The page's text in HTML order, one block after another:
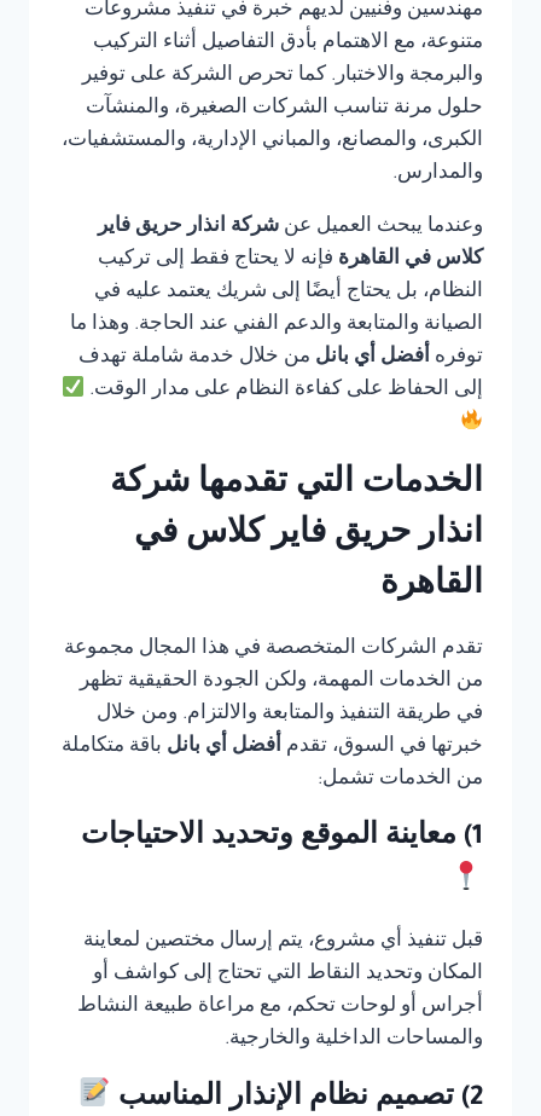
مهندسين وفنيين لديهم خبرة في تنفيذ مشروعات
متنوعة، مع الاهتمام بأدق التفاصيل أثناء التركيب
والبرمجة والاختبار. كما تحرص الشركة على توفير
حلول مرنة تناسب الشركات الصغيرة، والمنشآت
الكبرى، والمصانع، والمباني الإدارية، والمستشفيات،
والمدارس.
وعندما يبحث العميل عن شركة انذار حريق فاير
كلاس في القاهرة فإنه لا يحتاج فقط إلى تركيب
النظام، بل يحتاج أيضًا إلى شريك يعتمد عليه في
الصيانة والمتابعة والدعم الفني عند الحاجة. وهذا ما
توفره أفضل أي بانل من خلال خدمة شاملة تهدف
إلى الحفاظ على كفاءة النظام على مدار الوقت.
الخدمات التي تقدمها شركة
انذار حريق فاير كلاس في
القاهرة
تقدم الشركات المتخصصة في هذا المجال مجموعة
من الخدمات المهمة، ولكن الجودة الحقيقية تظهر
في طريقة التنفيذ والمتابعة والالتزام. ومن خلال
خبرتها في السوق، تقدم أفضل أي بانل باقة متكاملة
من الخدمات تشمل:
1) معاينة الموقع وتحديد الاحتياجات
قبل تنفيذ أي مشروع، يتم إرسال مختصين لمعاينة
المكان وتحديد النقاط التي تحتاج إلى كواشف أو
أجراس أو لوحات تحكم، مع مراعاة طبيعة النشاط
والمساحات الداخلية والخارجية.
2) تصميم نظام الإنذار المناسب